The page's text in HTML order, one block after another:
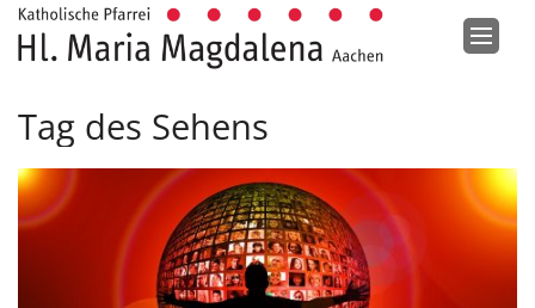
Zum Inhalt springen
Tag des Sehens